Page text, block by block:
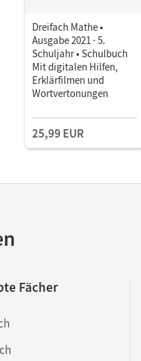
Dreifach Mathe •
Ausgabe 2021 · 5.
Schuljahr • Schulbuch
Mit digitalen Hilfen,
Erklärfilmen und
Wortvertonungen
25,99 EUR
Fächer